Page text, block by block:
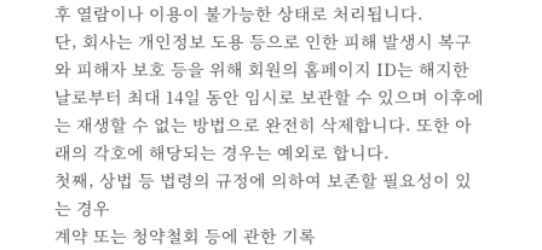
후 열람이나 이용이 불가능한 상태로 처리됩니다.
단, 회사는 개인정보 도용 등으로 인한 피해 발생시 복구
와 피해자 보호 등을 위해 회원의 홈페이지 ID는 해지한
날로부터 최대 14일 동안 임시로 보관할 수 있으며 이후에
는 재생할 수 없는 방법으로 완전히 삭제합니다. 또한 아
래의 각호에 해당되는 경우는 예외로 합니다.
첫째, 상법 등 법령의 규정에 의하여 보존할 필요성이 있
는 경우
계약 또는 청약철회 등에 관한 기록